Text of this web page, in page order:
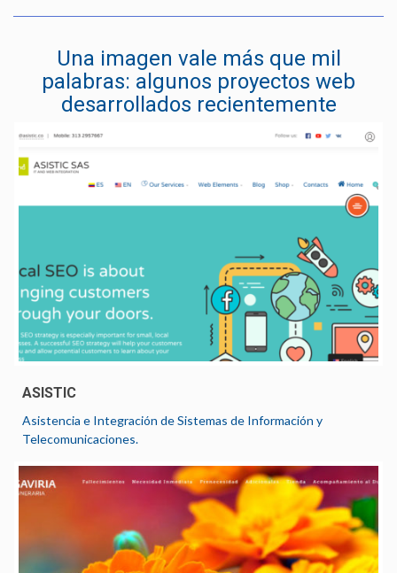
Una imagen vale más que mil
palabras: algunos proyectos web
desarrollados recientemente
ASISTIC
Asistencia e Integración de Sistemas de Información y
Telecomunicaciones.